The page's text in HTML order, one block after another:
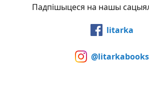
Падпiшыцеся на нашы
litarka
@litarkabooks